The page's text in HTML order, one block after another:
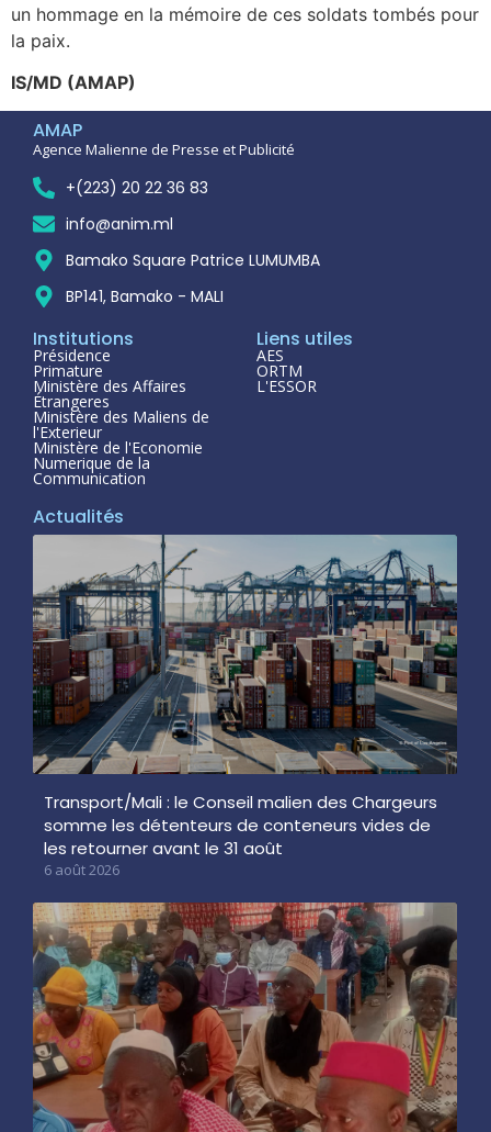
un hommage en la mémoire de ces soldats tombés pour
la paix.
IS/MD (AMAP)
AMAP
Agence Malienne de Presse et Publicité
+(223) 20 22 36 83
info@anim.ml
Bamako Square Patrice LUMUMBA
BP141, Bamako - MALI
Institutions
Présidence
Primature
Ministère des Affaires
Étrangeres
Ministère des Maliens de
l'Exterieur
Ministère de l'Economie
Numerique de la
Communication
Liens utiles
AES
ORTM
L'ESSOR
Actualités
Transport/Mali : le Conseil malien des Chargeurs
somme les détenteurs de conteneurs vides de
les retourner avant le 31 août
6 août 2026